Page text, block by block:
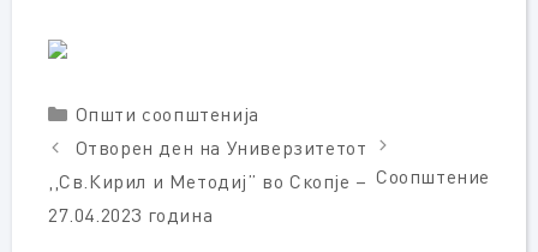
Categories
Општи соопштенија
Отворен ден на Универзитетот
,,Св.Кирил и Методиј” во Скопје –
27.04.2023 година
Соопштение